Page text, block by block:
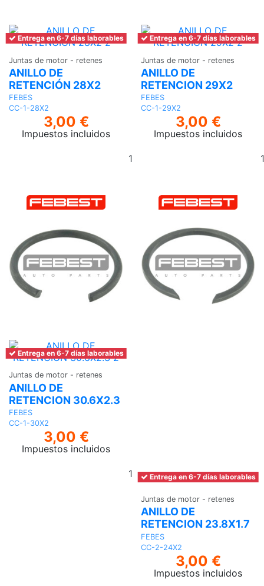
Entrega en 6-7 días laborables
Juntas de motor - retenes
ANILLO DE
RETENCIÓN 28X2
FEBES
CC-1-28X2
3,00 €
Impuestos incluidos
Entrega en 6-7 días laborables
Juntas de motor - retenes
ANILLO DE
RETENCION 29X2
FEBES
CC-1-29X2
3,00 €
Impuestos incluidos
Entrega en 6-7 días laborables
Juntas de motor - retenes
ANILLO DE
RETENCION 30.6X2.3
FEBES
CC-1-30X2
3,00 €
Impuestos incluidos
al
carrito
Entrega en 6-7 días laborables
Juntas de motor - retenes
ANILLO DE
RETENCION 23.8X1.7
FEBES
CC-2-24X2
3,00 €
Impuestos incluidos